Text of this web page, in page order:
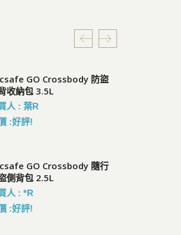
V100 防盜皮夾
防盜城市斜肩包
GO Crossbody 防盜
收納包 3.5L
人 : 葉R
:好評!
GO Crossbody 隨行
側背包 2.5L
人 : *R
:好評!